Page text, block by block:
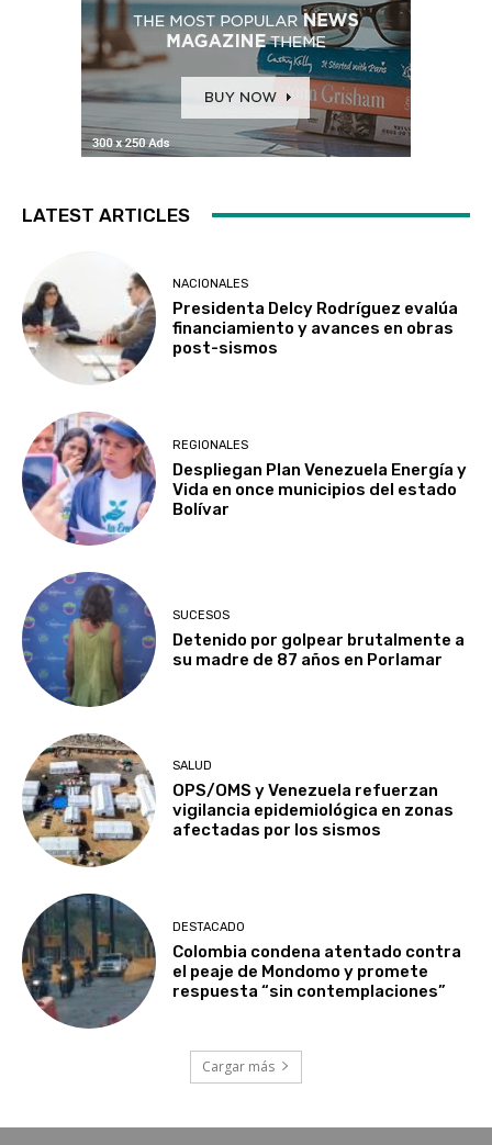
LATEST ARTICLES
NACIONALES
Presidenta Delcy Rodríguez evalúa
financiamiento y avances en obras
post-sismos
REGIONALES
Despliegan Plan Venezuela Energía y
Vida en once municipios del estado
Bolívar
SUCESOS
Detenido por golpear brutalmente a
su madre de 87 años en Porlamar
SALUD
OPS/OMS y Venezuela refuerzan
vigilancia epidemiológica en zonas
afectadas por los sismos
DESTACADO
Colombia condena atentado contra
el peaje de Mondomo y promete
respuesta “sin contemplaciones”
Cargar más